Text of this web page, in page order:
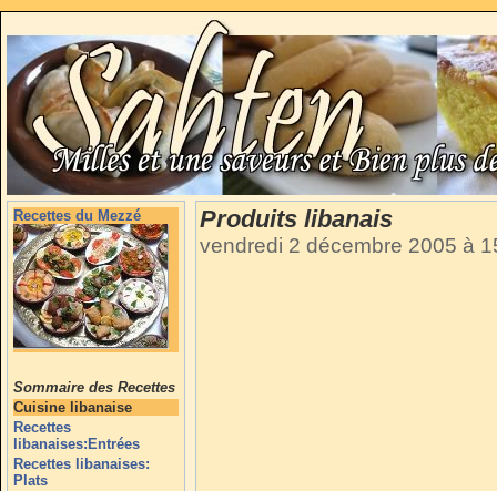
Recettes du Mezzé
Sommaire des Recettes
Cuisine libanaise
Recettes
libanaises:Entrées
Recettes libanaises:
Plats
Produits libanais
vendredi 2 décembre 2005 à